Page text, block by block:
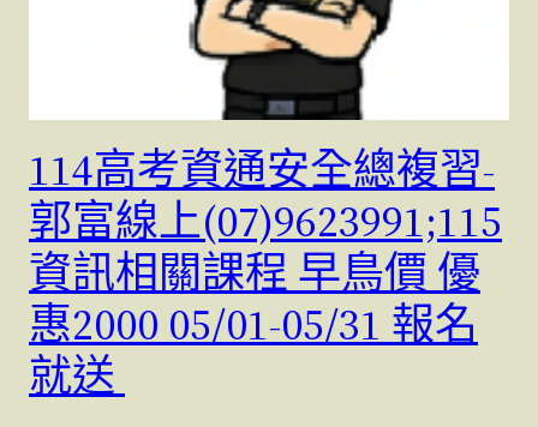
114高考資通安全總複習-
郭富線上(07)9623991;115
資訊相關課程 早鳥價 優
惠2000 05/01-05/31 報名
就送